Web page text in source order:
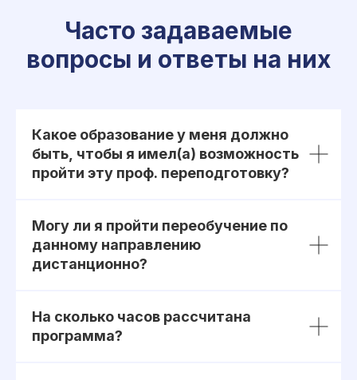
Часто задаваемые
вопросы и ответы на них
Какое образование у меня должно
быть, чтобы я имел(а) возможность
пройти эту проф. переподготовку?
Могу ли я пройти переобучение по
данному направлению
дистанционно?
На сколько часов рассчитана
программа?
©2026 ООО «МЦ МФО» МОСКВА
Политика конфиденциальности
ОГРН 1207700292690
Оферта об образовательных услугах
Публичная оферта
info@kursmedik.ru
Повышение квалификации
Для фармацевтов
Для биологов